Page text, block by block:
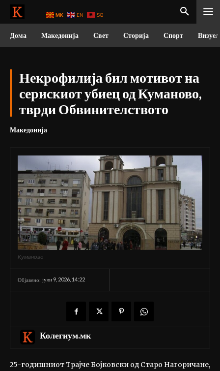
Дома Македонија Свет Сторија Спорт
Некрофилија бил мотивот на
серискиот убиец од Куманово,
тврди Обвинителството
Македонија
Куманово
Објавено: јули 9, 2026, 14:22
Колегиум.мк
25-годишниот Трајче Бојковски од Старо Нагоричане,
MK EN SQ